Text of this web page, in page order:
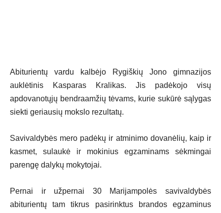
Abiturientų vardu kalbėjo Rygiškių Jono gimnazijos
auklėtinis Kasparas Kralikas. Jis padėkojo visų
apdovanotųjų bendraamžių tėvams, kurie sukūrė sąlygas
siekti geriausių mokslo rezultatų.
Savivaldybės mero padėkų ir atminimo dovanėlių, kaip ir
kasmet, sulaukė ir mokinius egzaminams sėkmingai
parengę dalykų mokytojai.
Pernai ir užpernai 30 Marijampolės savivaldybės
abiturientų tam tikrus pasirinktus brandos egzaminus